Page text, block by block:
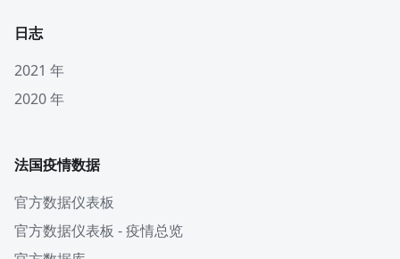
日志
2021 年
2020 年
法国疫情数据
官方数据仪表板
官方数据仪表板 - 疫情总览